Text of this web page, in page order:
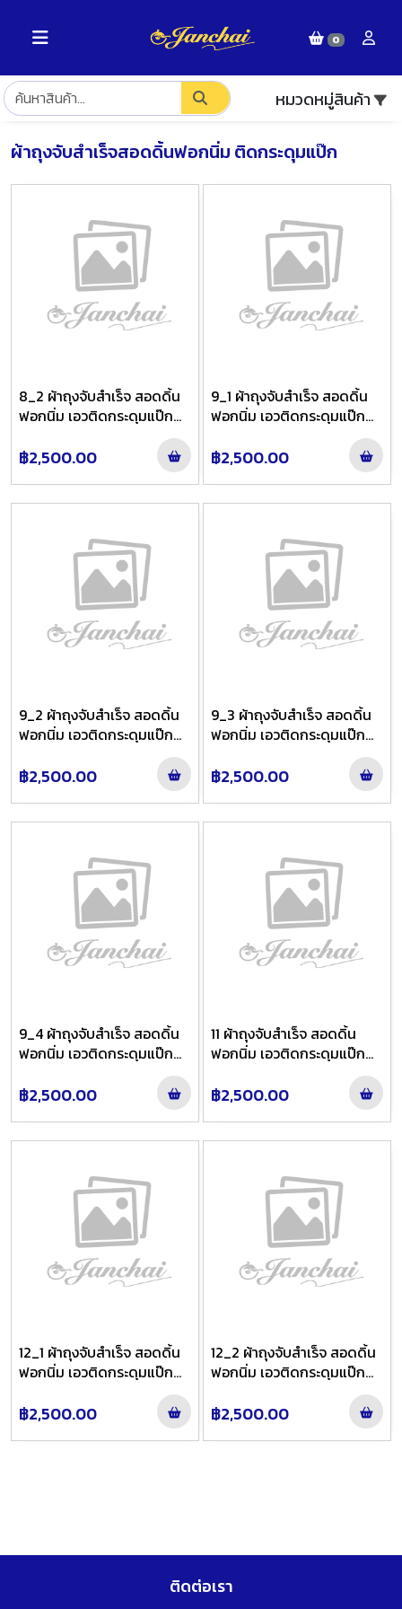
0
หมวดหมู่สินค้า
ผ้าถุงจับสำเร็จสอดดิ้นฟอกนิ่ม ติดกระดุมแป๊ก
8_2 ผ้าถุงจับสำเร็จ สอดดิ้น
ฟอกนิ่ม เอวติดกระดุมแป๊ก
ลาย นภาวัลย์ ชายพกใหญ่ สี
เทาชมพูย้อมเทาฟ้าไล่สี
฿2,500.00
9_1 ผ้าถุงจับสำเร็จ สอดดิ้น
ฟอกนิ่ม เอวติดกระดุมแป๊ก
ลาย นภาวัลย์ ชายพกใหญ่ สี
ฟ้าย้อมเทาไล่สี
฿2,500.00
9_2 ผ้าถุงจับสำเร็จ สอดดิ้น
ฟอกนิ่ม เอวติดกระดุมแป๊ก
ลาย นภาวัลย์ ชายพกใหญ่ สี
ฟ้าย้อมเทาไล่สี
฿2,500.00
9_3 ผ้าถุงจับสำเร็จ สอดดิ้น
ฟอกนิ่ม เอวติดกระดุมแป๊ก
ลาย นภาวัลย์ ชายพกใหญ่ สี
ฟ้าย้อมเทาไล่สี
฿2,500.00
9_4 ผ้าถุงจับสำเร็จ สอดดิ้น
ฟอกนิ่ม เอวติดกระดุมแป๊ก
ลาย นภาวัลย์ ชายพกใหญ่ สี
ฟ้าย้อมเทาไล่สี
฿2,500.00
11 ผ้าถุงจับสำเร็จ สอดดิ้น
ฟอกนิ่ม เอวติดกระดุมแป๊ก
ลาย นภาวัลย์ ชายพกใหญ่ สี
เทาชาย้อมน้ำเงินไล่สี
฿2,500.00
12_1 ผ้าถุงจับสำเร็จ สอดดิ้น
ฟอกนิ่ม เอวติดกระดุมแป๊ก
ลาย นภาวัลย์ ชายพกใหญ่ สี
น้ำตาลย้อมกะปิไล่สี
฿2,500.00
12_2 ผ้าถุงจับสำเร็จ สอดดิ้น
ฟอกนิ่ม เอวติดกระดุมแป๊ก
ลาย นภาวัลย์ ชายพกใหญ่ สี
น้ำตาลย้อมกะปิไล่สี
฿2,500.00
ติดต่อเรา